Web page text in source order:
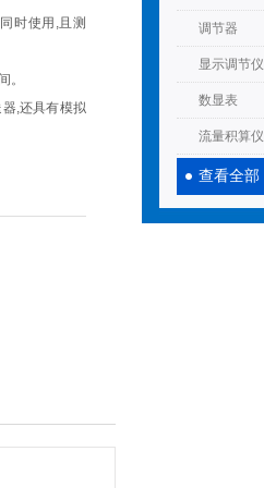
调节器
显示调节仪
数显表
流量积算仪
查看全部
时使用,且测
。
,还具有模拟